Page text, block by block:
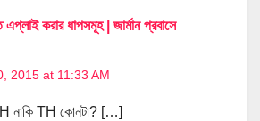
এপ্লাই করার ধাপসমূহ | জার্মান প্রবাসে
2015 at 11:33 AM
নাকি TH কোনটা? […]